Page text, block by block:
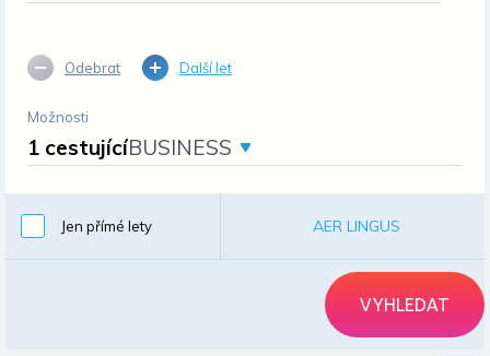
Odebrat Další let
Možnosti
1 cestujícíBUSINESS
Jen přímé lety AER LINGUS
VYHLEDAT